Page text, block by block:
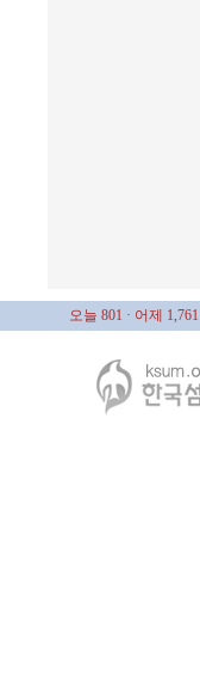
오늘 801 · 어제 1,761